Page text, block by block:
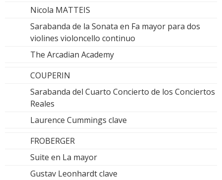
Nicola MATTEIS
Sarabanda de la Sonata en Fa mayor para dos
violines violoncello continuo
The Arcadian Academy
COUPERIN
Sarabanda del Cuarto Concierto de los Conciertos
Reales
Laurence Cummings clave
FROBERGER
Suite en La mayor
Gustav Leonhardt clave